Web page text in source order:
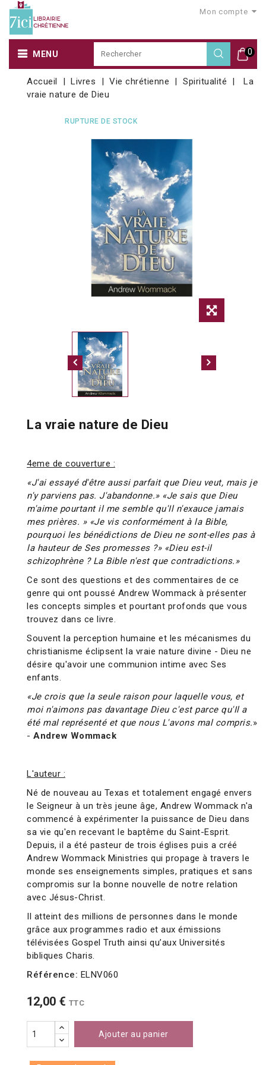
Mon compte
0
MENU
Accueil Livres Vie chrétienne Spiritualité
La
vraie nature de Dieu
RUPTURE DE STOCK
La vraie nature de Dieu
4eme de couverture :
«J'ai essayé d'être aussi parfait que Dieu veut, mais je
n'y parviens pas. J'abandonne.» «Je sais que Dieu
m'aime pourtant il me semble qu'Il n'exauce jamais
mes prières. » «Je vis conformément à la Bible,
pourquoi les bénédictions de Dieu ne sont-elles pas à
la hauteur de Ses promesses ?» «Dieu est-il
schizophrène ? La Bible n'est que contradictions.»
Ce sont des questions et des commentaires de ce
genre qui ont poussé Andrew Wommack à présenter
les concepts simples et pourtant profonds que vous
trouvez dans ce livre.
Souvent la perception humaine et les mécanismes du
christianisme éclipsent la vraie nature divine - Dieu ne
désire qu'avoir une communion intime avec Ses
enfants.
«Je crois que la seule raison pour laquelle vous, et
moi n'aimons pas davantage Dieu c'est parce qu'Il a
été mal représenté et que nous L'avons mal compris.»
- Andrew Wommack
L'auteur :
Né de nouveau au Texas et totalement engagé envers
le Seigneur à un très jeune âge, Andrew Wommack n'a
commencé à expérimenter la puissance de Dieu dans
sa vie qu'en recevant le baptême du Saint-Esprit.
Depuis, il a été pasteur de trois églises puis a créé
Andrew Wommack Ministries qui propage à travers le
monde ses enseignements simples, pratiques et sans
compromis sur la bonne nouvelle de notre relation
avec Jésus-Christ.
Il atteint des millions de personnes dans le monde
grâce aux programmes radio et aux émissions
télévisées Gospel Truth ainsi qu’aux Universités
bibliques Charis.
Référence: ELNV060
12,00 € TTC
Ajouter au panier